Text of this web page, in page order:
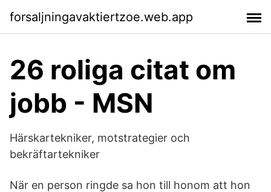
forsaljningavaktiertzoe.web.app
26 roliga citat om
jobb - MSN
Härskartekniker, motstrategier och
bekräftartekniker
När en person ringde sa hon till honom att hon